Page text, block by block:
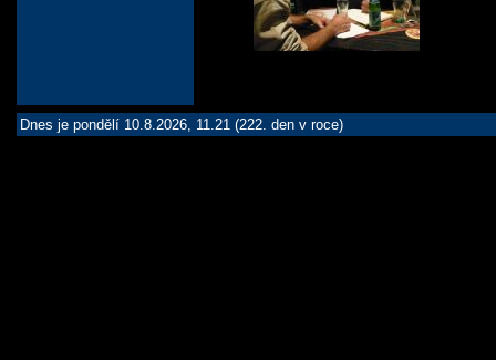
Dnes je pondělí 10.8.2026, 11.21 (222. den v roce)